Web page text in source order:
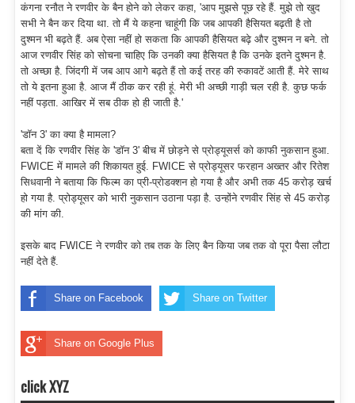
कंगना रनौत ने रणवीर के बैन होने को लेकर कहा, 'आप मुझसे पूछ रहे हैं. मुझे तो खुद
सभी ने बैन कर दिया था. तो मैं ये कहना चाहूंगी कि जब आपकी हैसियत बढ़ती है तो
दुश्मन भी बढ़ते हैं. अब ऐसा नहीं हो सकता कि आपकी हैसियत बढ़े और दुश्मन न बने. तो
आज रणवीर सिंह को सोचना चाहिए कि उनकी क्या हैसियत है कि उनके इतने दुश्मन है.
तो अच्छा है. जिंदगी में जब आप आगे बढ़ते हैं तो कई तरह की रुकावटें आती हैं. मेरे साथ
तो ये इतना हुआ है. आज मैं ठीक कर रही हूं. मेरी भी अच्छी गाड़ी चल रही है. कुछ फर्क
नहीं पड़ता. आखिर में सब ठीक हो ही जाती है.'
'डॉन 3' का क्या है मामला?
बता दें कि रणवीर सिंह के 'डॉन 3' बीच में छोड़ने से प्रोड्यूसर्स को काफी नुकसान हुआ.
FWICE में मामले की शिकायत हुई. FWICE से प्रोड्यूसर फरहान अख्तर और रितेश
सिधवानी ने बताया कि फिल्म का प्री-प्रोडक्शन हो गया है और अभी तक 45 करोड़ खर्च
हो गया है. प्रोड्यूसर को भारी नुकसान उठाना पड़ा है. उन्होंने रणवीर सिंह से 45 करोड़
की मांग की.
इसके बाद FWICE ने रणवीर को तब तक के लिए बैन किया जब तक वो पूरा पैसा लौटा
नहीं देते हैं.
Share on Facebook Share on Twitter
Share on Google Plus
click XYZ